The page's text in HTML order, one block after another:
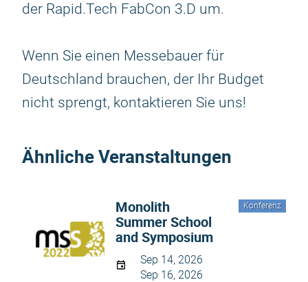
der Rapid.Tech FabCon 3.D um.
Wenn Sie einen Messebauer für
Deutschland brauchen, der Ihr Budget
nicht sprengt, kontaktieren Sie uns!
Ähnliche Veranstaltungen
Konferenz
Monolith
Summer School
and Symposium
Sep 14, 2026
Sep 16, 2026